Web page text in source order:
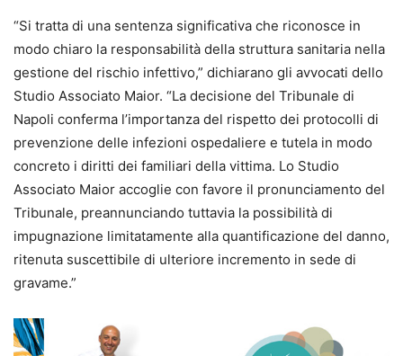
“Si tratta di una sentenza significativa che riconosce in
modo chiaro la responsabilità della struttura sanitaria nella
gestione del rischio infettivo,” dichiarano gli avvocati dello
Studio Associato Maior. “La decisione del Tribunale di
Napoli conferma l’importanza del rispetto dei protocolli di
prevenzione delle infezioni ospedaliere e tutela in modo
concreto i diritti dei familiari della vittima. Lo Studio
Associato Maior accoglie con favore il pronunciamento del
Tribunale, preannunciando tuttavia la possibilità di
impugnazione limitatamente alla quantificazione del danno,
ritenuta suscettibile di ulteriore incremento in sede di
gravame.”